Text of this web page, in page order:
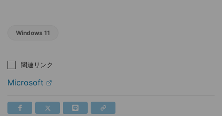
Windows 11
関連リンク
Microsoft